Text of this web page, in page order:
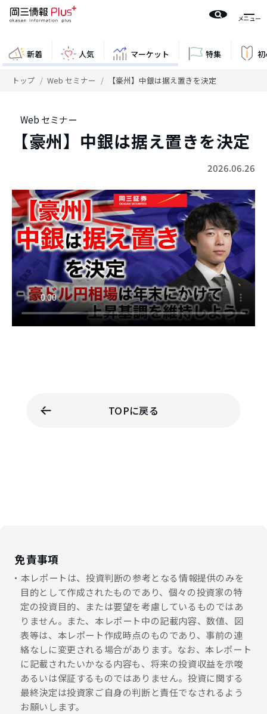
新着 人気 マーケット 特集
トップ Web セミナー 【豪州】中銀は据え置きを決定
Web セミナー
【豪州】中銀は据え置きを決定
2026.06.26
TOPに戻る
免責事項
本レポートは、投資判断の参考となる情報提供のみを
目的として作成されたものであり、個々の投資家の特
定の投資目的、または要望を考慮しているものではあ
りません。また、本レポート中の記載内容、数値、図
表等は、本レポート作成時点のものであり、事前の連
絡なしに変更される場合があります。なお、本レポート
に記載されたいかなる内容も、将来の投資収益を示唆
あるいは保証するものではありません。投資に関する
最終決定は投資家ご自身の判断と責任でなされるよう
お願いします。